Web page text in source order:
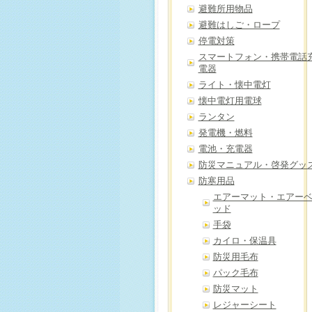
避難所用物品
避難はしご・ロープ
停電対策
スマートフォン・携帯電話
電器
ライト・懐中電灯
懐中電灯用電球
ランタン
発電機・燃料
電池・充電器
防災マニュアル・啓発グッ
防寒用品
エアーマット・エアーベ
ッド
手袋
カイロ・保温具
防災用毛布
パック毛布
防災マット
レジャーシート